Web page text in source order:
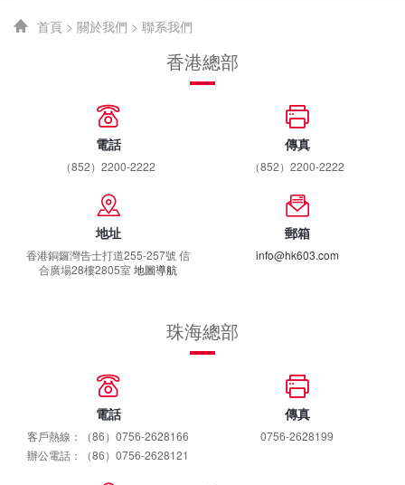
首頁 > 關於我們 > 聯系我們
香港總部
電話
（852）2200-2222
傳真
（852）2200-2222
地址
香港銅鑼灣告士打道255-257號 信
合廣場28樓2805室地圖導航
郵箱
info@hk603.com
珠海總部
電話
客戶熱線：（86）0756-2628166
辦公電話：（86）0756-2628121
傳真
0756-2628199